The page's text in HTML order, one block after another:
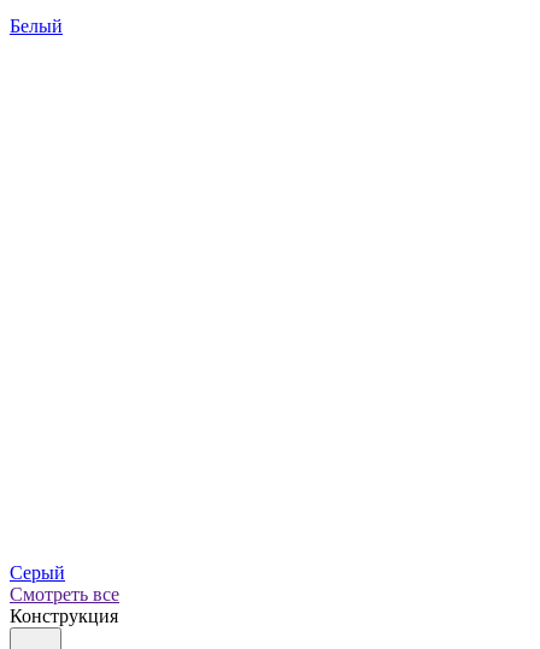
Белый
Серый
Смотреть все
Конструкция